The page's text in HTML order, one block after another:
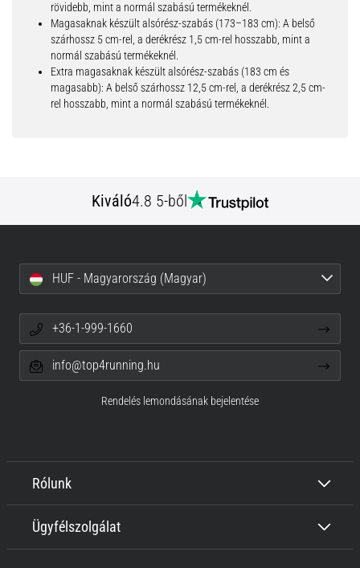
rövidebb, mint a normál szabású termékeknél.
Magasaknak készült alsórész-szabás (173–183 cm): A belső
szárhossz 5 cm-rel, a derékrész 1,5 cm-rel hosszabb, mint a
normál szabású termékeknél.
Extra magasaknak készült alsórész-szabás (183 cm és
magasabb): A belső szárhossz 12,5 cm-rel, a derékrész 2,5 cm-
rel hosszabb, mint a normál szabású termékeknél.
Kiváló4.8 5-ből
Rólunk
Ügyfélszolgálat
HUF - Magyarország (Magyar)
+36-1-999-1660
info@top4running.hu
Rendelés lemondásának bejelentése